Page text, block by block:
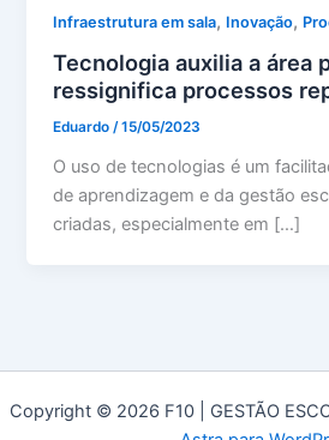
Infraestrutura em sala, Inovação,
Tecnologia auxilia a área
ressignifica processos
Eduardo/15/05/2023
O uso de tecnologias é um
de aprendizagem e da gestão
criadas, especialmente em […]
Copyright © 2026 F10 | GESTÃO